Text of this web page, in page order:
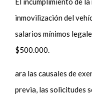
inmovilización del
salarios mínimos
$500.000.
ara las causales de
previa, las solicitudes